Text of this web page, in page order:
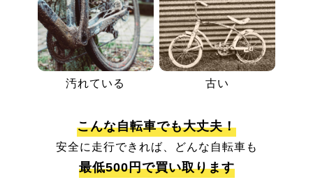
汚れている 古い
こんな自転車でも大丈夫！
安全に走行できれば、どんな自転車も
最低500円で買い取ります